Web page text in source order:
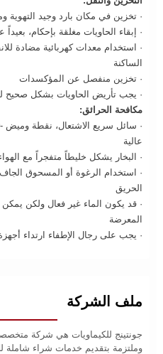
· تخزين في مكان بارد وجيد التهوية
· إبقاء الحاويات مغلقة بإحكام،
· استخدام معدات كهربائية مضادة
الساكنة
· تخزين منفصل عن المؤكسدات
· يجب تأريض الحاويات بشكل صحيح
مكافحة الحرائق:
عالية
· البخار يشكل خليطاً متفجراً مع الهواء،
· استخدام الرغوة أو المسحوق
الحريق
· قد يكون الماء غير فعال ولكن يمكن
المعرضة
· يجب على رجال الإطفاء ارتداء
ملف الشركة
جونتينج للكيماويات هي شركة متخصصة
وملتزمة بتقديم خدمات شراء شاملة